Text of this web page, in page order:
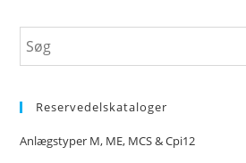
Reservedelskataloger
Anlægstyper M, ME, MCS & Cpi12